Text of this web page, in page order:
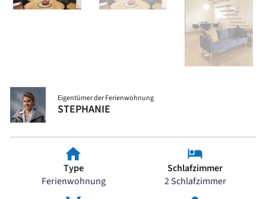
Eigentümer der Ferienwohnung
STEPHANIE
Type
Ferienwohnung
Schlafzimmer
2 Schlafzimmer